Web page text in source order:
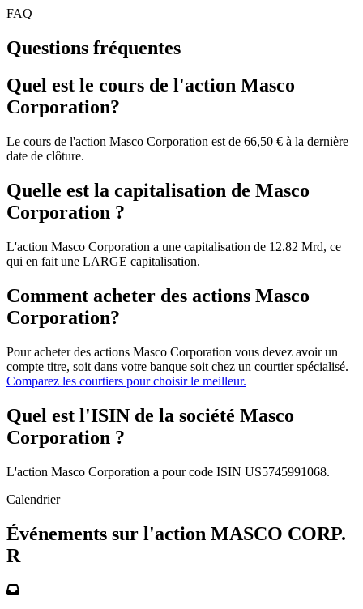
FAQ
Questions fréquentes
Quel est le cours de l'action Masco
Corporation?
Le cours de l'action Masco Corporation est de 66,50 € à la dernière
date de clôture.
Quelle est la capitalisation de Masco
Corporation ?
L'action Masco Corporation a une capitalisation de 12.82 Mrd, ce
qui en fait une LARGE capitalisation.
Comment acheter des actions Masco
Corporation?
Pour acheter des actions Masco Corporation vous devez avoir un
compte titre, soit dans votre banque soit chez un courtier spécialisé.
Comparez les courtiers pour choisir le meilleur.
Quel est l'ISIN de la société Masco
Corporation ?
L'action Masco Corporation a pour code ISIN US5745991068.
Calendrier
Événements sur l'action MASCO CORP.
R